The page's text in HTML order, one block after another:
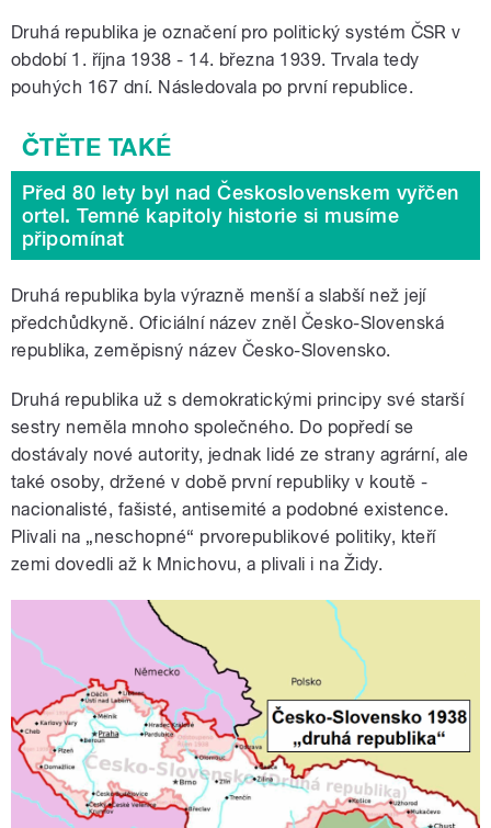
Druhá republika je označení pro politický systém ČSR v
období 1. října 1938 - 14. března 1939. Trvala tedy
pouhých 167 dní. Následovala po první republice.
Před 80 lety byl nad Československem vyřčen
ortel. Temné kapitoly historie si musíme
připomínat
Druhá republika byla výrazně menší a slabší než její
předchůdkyně. Oficiální název zněl Česko-Slovenská
republika, zeměpisný název Česko-Slovensko.
Druhá republika už s demokratickými principy své starší
sestry neměla mnoho společného. Do popředí se
dostávaly nové autority, jednak lidé ze strany agrární, ale
také osoby, držené v době první republiky v koutě -
nacionalisté, fašisté, antisemité a podobné existence.
Plivali na „neschopné“ prvorepublikové politiky, kteří
zemi dovedli až k Mnichovu, a plivali i na Židy.